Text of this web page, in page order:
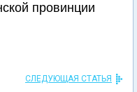
провинции
СЛЕДУЮЩАЯ СТАТЬЯ